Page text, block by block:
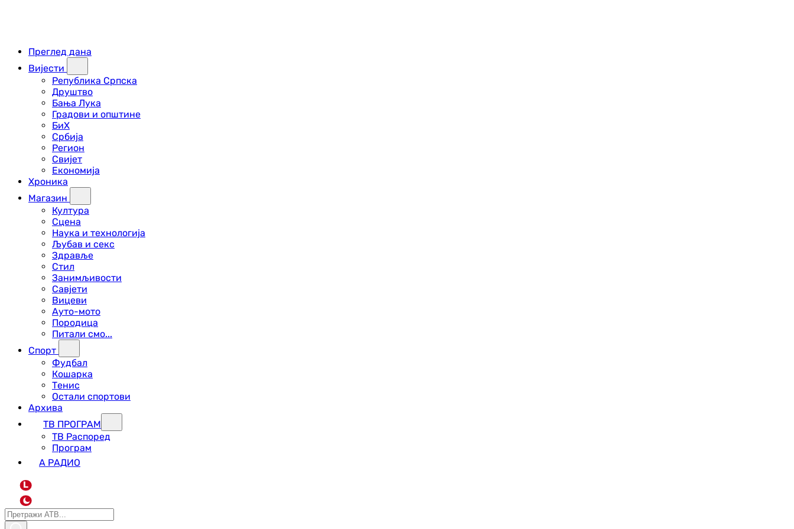
Преглед дана
Вијести
Република Српска
Друштво
Бања Лука
Градови и општине
БиХ
Србија
Регион
Свијет
Економија
Хроника
Магазин
Култура
Сцена
Наука и технологија
Љубав и секс
Здравље
Стил
Занимљивости
Савјети
Вицеви
Ауто-мото
Породица
Питали смо...
Спорт
Фудбал
Кошарка
Тенис
Остали спортови
Архива
ТВ ПРОГРАМ
ТВ Распоред
Програм
А РАДИО
L